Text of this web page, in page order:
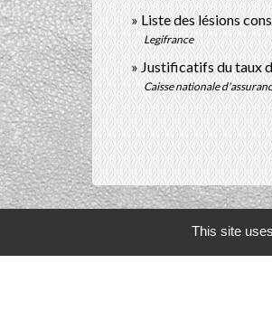
Liste des lésions
Legifrance
Justificatifs du taux
Caisse nationale
This site